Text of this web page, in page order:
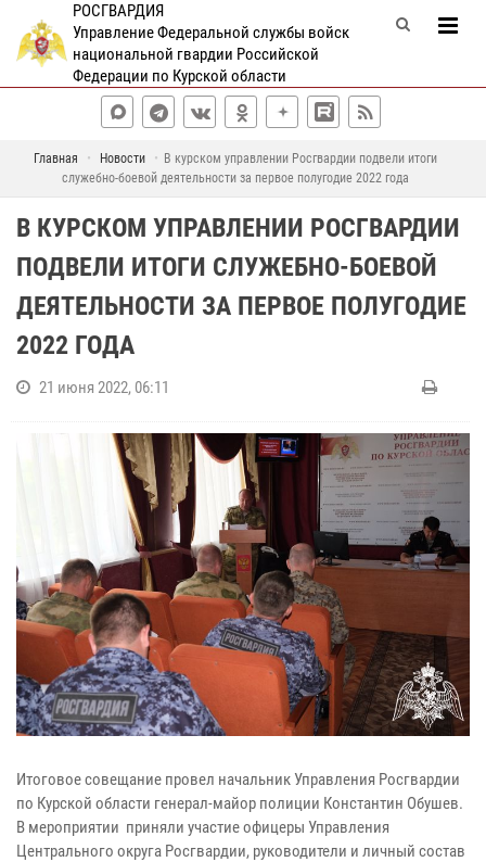
РОСГВАРДИЯ
Управление Федеральной службы войск
национальной гвардии Российской
Федерации по Курской области
Главная Новости
В курском управлении Росгвардии подвели итоги
служебно-боевой деятельности за первое полугодие 2022 года
В КУРСКОМ УПРАВЛЕНИИ РОСГВАРДИИ
ПОДВЕЛИ ИТОГИ СЛУЖЕБНО-БОЕВОЙ
ДЕЯТЕЛЬНОСТИ ЗА ПЕРВОЕ ПОЛУГОДИЕ
2022 ГОДА
21 июня 2022, 06:11
Итоговое совещание провел начальник Управления Росгвардии
по Курской области генерал-майор полиции Константин Обушев.
В мероприятии приняли участие офицеры Управления
Центрального округа Росгвардии, руководители и личный состав